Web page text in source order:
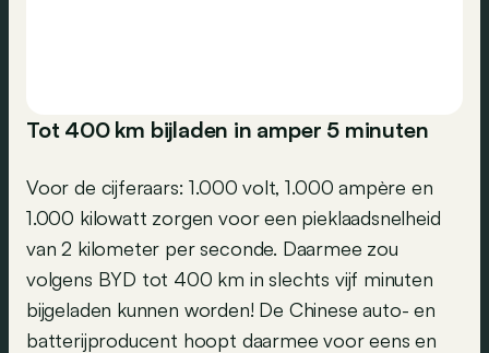
Tot 400 km bijladen in amper 5 minuten
Voor de cijferaars: 1.000 volt, 1.000 ampère en
1.000 kilowatt zorgen voor een pieklaadsnelheid
van 2 kilometer per seconde. Daarmee zou
volgens BYD tot 400 km in slechts vijf minuten
bijgeladen kunnen worden! De Chinese auto- en
batterijproducent hoopt daarmee voor eens en